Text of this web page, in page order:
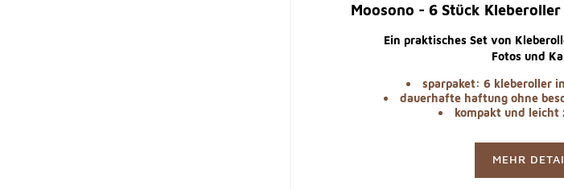
Moosono - 6 Stück
Ein praktisches Set von
Fotos und
sparpaket: 6 kleberoller
dauerhafte haftung ohne
kompakt und leicht
MEHR